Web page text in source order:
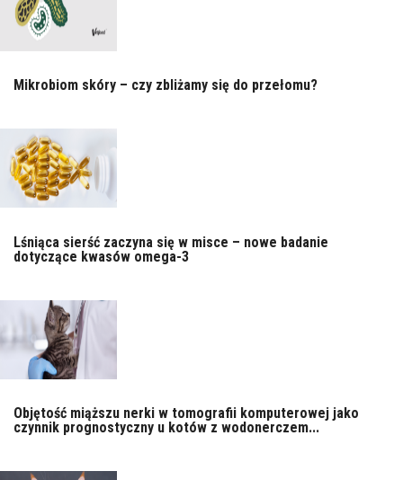
Mikrobiom skóry – czy zbliżamy się do przełomu?
Lśniąca sierść zaczyna się w misce – nowe badanie
dotyczące kwasów omega-3
Objętość miąższu nerki w tomografii komputerowej jako
czynnik prognostyczny u kotów z wodonerczem...